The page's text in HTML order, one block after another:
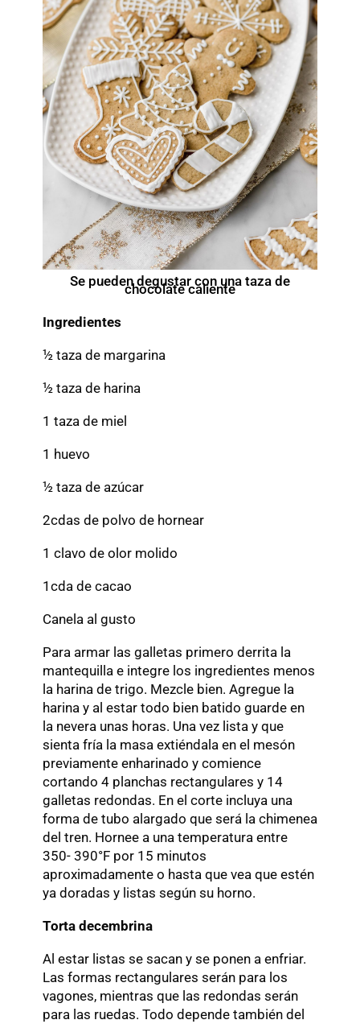
Se pueden degustar con una taza de
chocolate caliente
Ingredientes
½ taza de margarina
½ taza de harina
1 taza de miel
1 huevo
½ taza de azúcar
2cdas de polvo de hornear
1 clavo de olor molido
1cda de cacao
Canela al gusto
Para armar las galletas primero derrita la
mantequilla e integre los ingredientes menos
la harina de trigo. Mezcle bien. Agregue la
harina y al estar todo bien batido guarde en
la nevera unas horas. Una vez lista y que
sienta fría la masa extiéndala en el mesón
previamente enharinado y comience
cortando 4 planchas rectangulares y 14
galletas redondas. En el corte incluya una
forma de tubo alargado que será la chimenea
del tren. Hornee a una temperatura entre
350- 390°F por 15 minutos
aproximadamente o hasta que vea que estén
ya doradas y listas según su horno.
Torta decembrina
Al estar listas se sacan y se ponen a enfriar.
Las formas rectangulares serán para los
vagones, mientras que las redondas serán
para las ruedas. Todo depende también del